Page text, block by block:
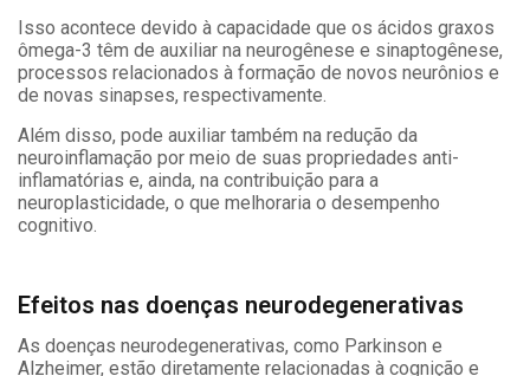
Isso acontece devido à capacidade que os ácidos graxos
ômega-3 têm de auxiliar na neurogênese e sinaptogênese,
processos relacionados à formação de novos neurônios e
de novas sinapses, respectivamente.
Além disso, pode auxiliar também na redução da
neuroinflamação por meio de suas propriedades anti-
inflamatórias e, ainda, na contribuição para a
neuroplasticidade, o que melhoraria o desempenho
cognitivo.
Efeitos nas doenças neurodegenerativas
As doenças neurodegenerativas, como Parkinson e
Alzheimer, estão diretamente relacionadas à cognição e